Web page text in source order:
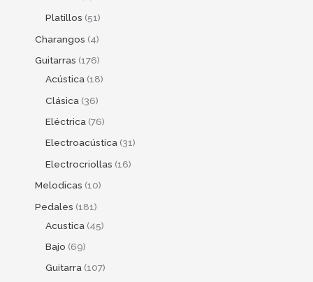
Platillos 51
Charangos 4
Guitarras 176
Acústica 18
Clásica 36
Eléctrica 76
Electroacústica 31
Electrocriollas 16
Melodicas 10
Pedales 181
Acustica 45
Bajo 69
Guitarra 107